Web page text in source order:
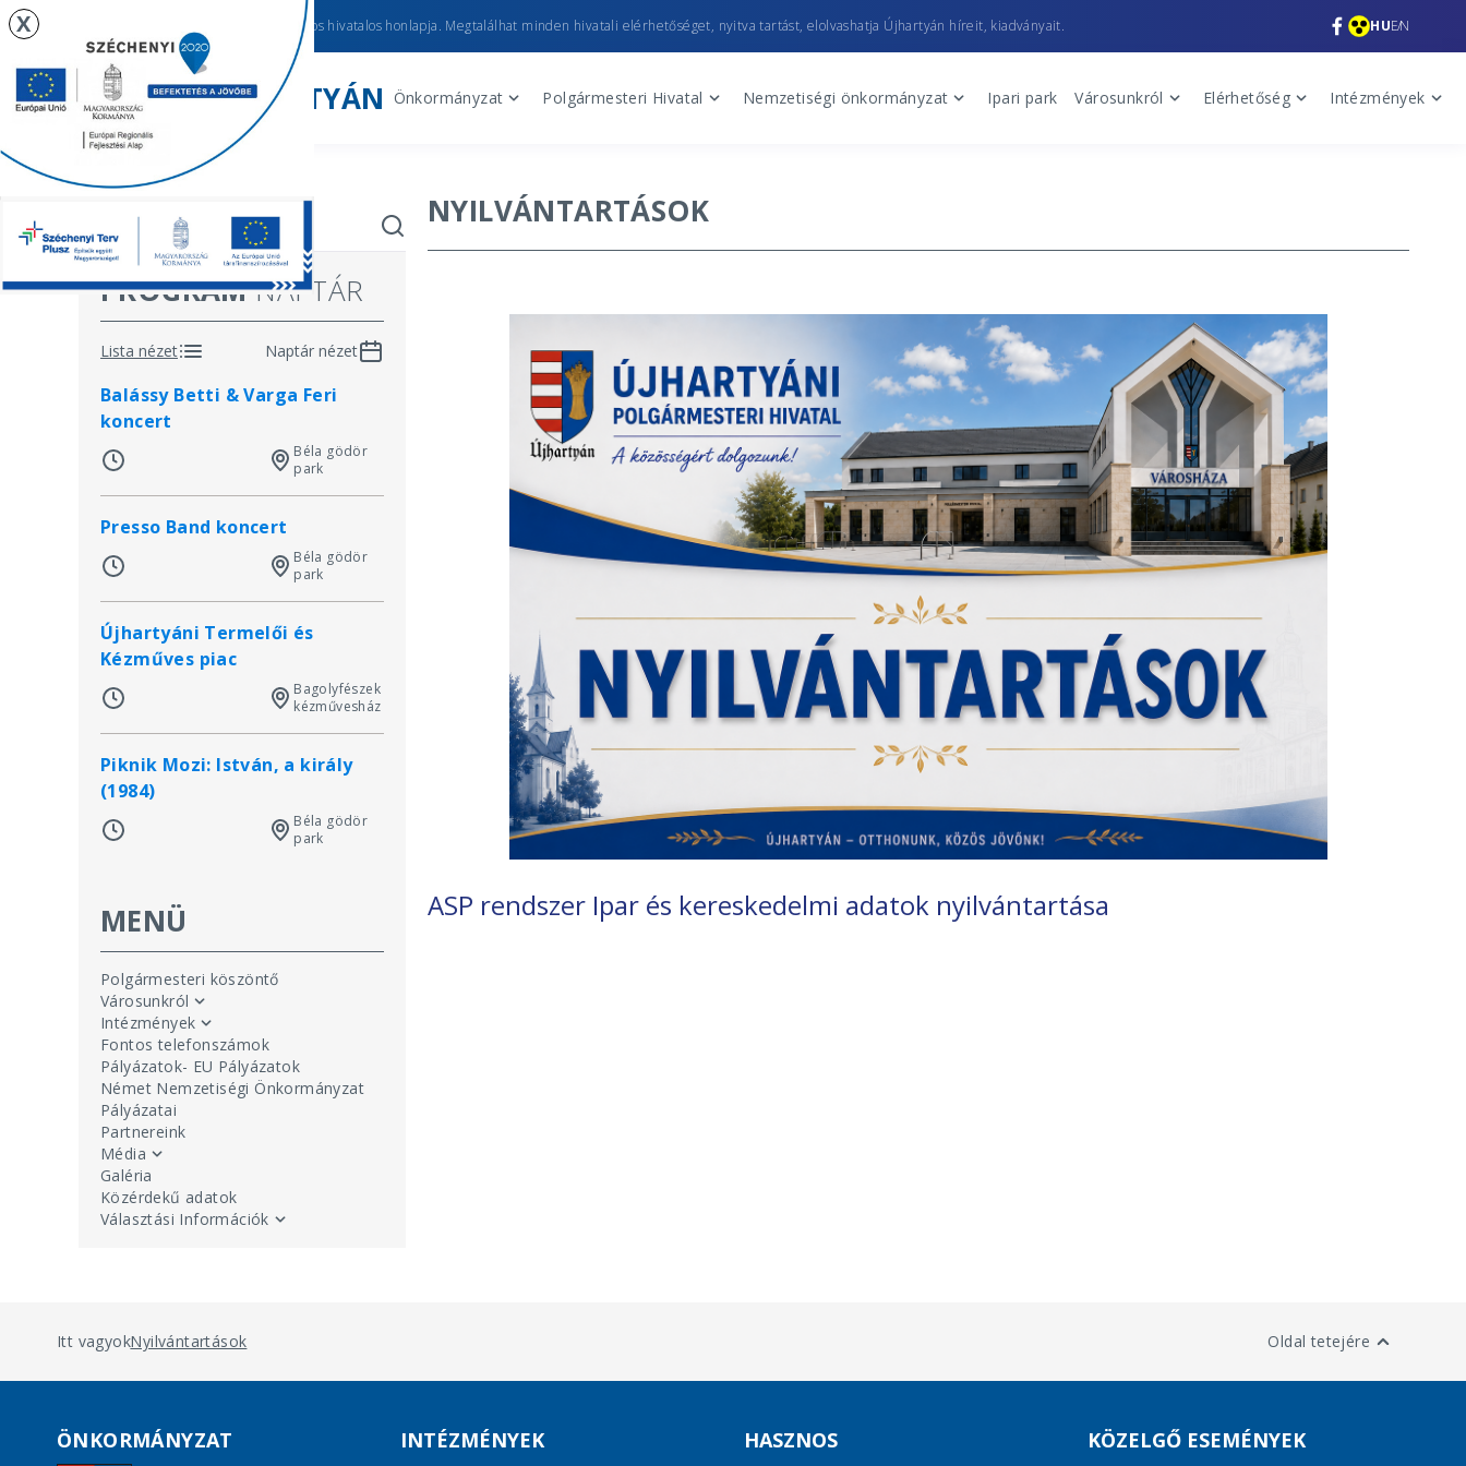
város hivatalos honlapja. Megtalálhat minden hivatali elérhetőséget, nyitva tartást, elolvashatja Újhartyán híreit, kiadványait. HUEN
ÚJHARTYÁN Önkormányzat Polgármesteri Hivatal Nemzetiségi önkormányzat Ipari park Városunkról Elérhetőség Intézmények
PROGRAMNAPTÁR
Lista nézet Naptár nézet
Balássy Betti & Varga Feri
koncert
Béla gödör
park
Presso Band koncert
Béla gödör
park
Újhartyáni Termelői és
Kézműves piac
Bagolyfészek
kézművesház
Piknik Mozi: István, a király
(1984)
Béla gödör
park
MENÜ
Polgármesteri köszöntő
Városunkról
Intézmények
Fontos telefonszámok
Pályázatok- EU Pályázatok
Német Nemzetiségi Önkormányzat
Pályázatai
Partnereink
Média
Galéria
Közérdekű adatok
Választási Információk
NYILVÁNTARTÁSOK
ASP rendszer Ipar és kereskedelmi adatok nyilvántartása
Itt vagyok:Nyilvántartások Oldal tetejére
ÖNKORMÁNYZAT INTÉZMÉNYEK HASZNOS KÖZELGŐ ESEMÉNYEK
X